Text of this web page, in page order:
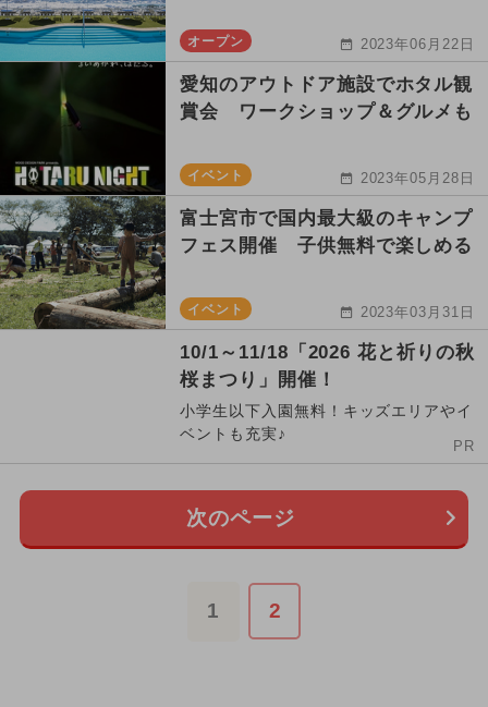
オープン 2023年06月22日
愛知のアウトドア施設でホタル観
賞会 ワークショップ＆グルメも
イベント 2023年05月28日
富士宮市で国内最大級のキャンプ
フェス開催 子供無料で楽しめる
イベント 2023年03月31日
10/1～11/18「2026 花と祈りの秋
桜まつり」開催！
小学生以下入園無料！キッズエリアやイ
ベントも充実♪
PR
次のページ
1 2